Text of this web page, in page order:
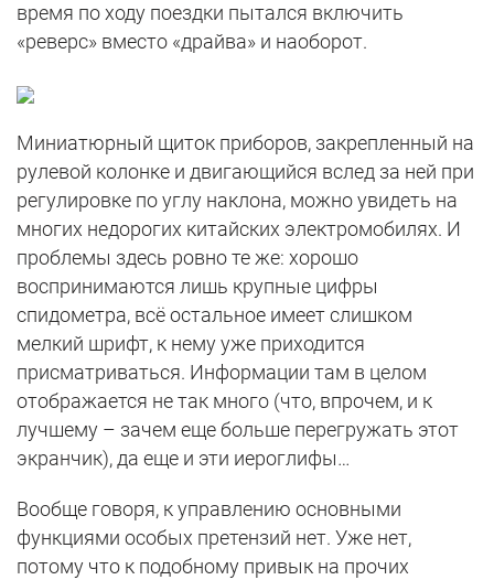
время по ходу поездки пытался включить
«реверс» вместо «драйва» и наоборот.
Миниатюрный щиток приборов, закрепленный на
рулевой колонке и двигающийся вслед за ней при
регулировке по углу наклона, можно увидеть на
многих недорогих китайских электромобилях. И
проблемы здесь ровно те же: хорошо
воспринимаются лишь крупные цифры
спидометра, всё остальное имеет слишком
мелкий шрифт, к нему уже приходится
присматриваться. Информации там в целом
отображается не так много (что, впрочем, и к
лучшему – зачем еще больше перегружать этот
экранчик), да еще и эти иероглифы…
Вообще говоря, к управлению основными
функциями особых претензий нет. Уже нет,
потому что к подобному привык на прочих